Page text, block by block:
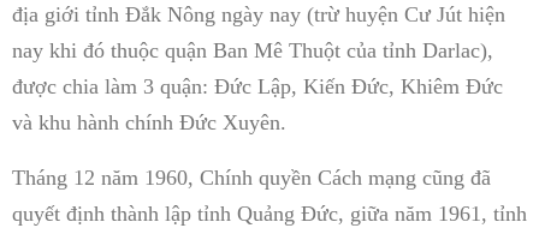
địa giới tỉnh Đắk Nông ngày nay (trừ huyện Cư Jút hiện
nay khi đó thuộc quận Ban Mê Thuột của tỉnh Darlac),
được chia làm 3 quận: Đức Lập, Kiến Đức, Khiêm Đức
và khu hành chính Đức Xuyên.
Tháng 12 năm 1960, Chính quyền Cách mạng cũng đã
quyết định thành lập tỉnh Quảng Đức, giữa năm 1961, tỉnh